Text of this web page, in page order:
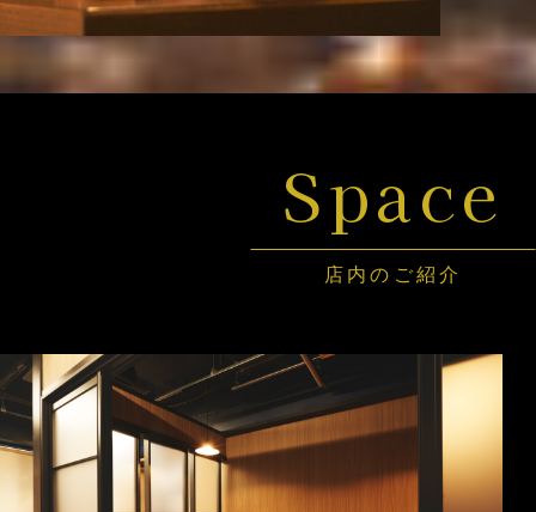
Space
店内のご紹介